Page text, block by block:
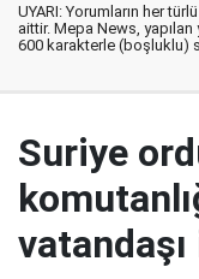
UYARI: Yorumların her
aittir. Mepa News,
600 karakterle (boşluklu)
Suriye